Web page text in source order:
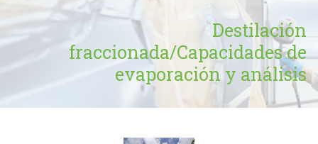
Destilación
fraccionada/Capacidades de
evaporación y análisis